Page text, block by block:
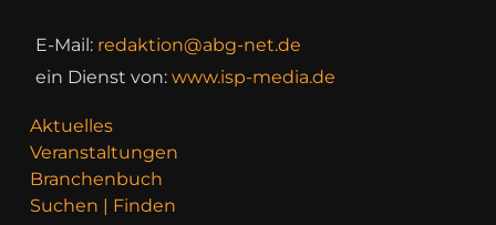
E-Mail: redaktion@abg-net.de
ein Dienst von: www.isp-media.de
Aktuelles
Veranstaltungen
Branchenbuch
Suchen | Finden